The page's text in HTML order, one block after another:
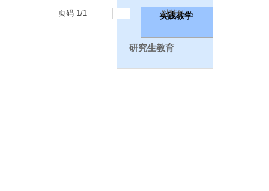
实践教学
研究生教育
页码 1 /1 跳转到